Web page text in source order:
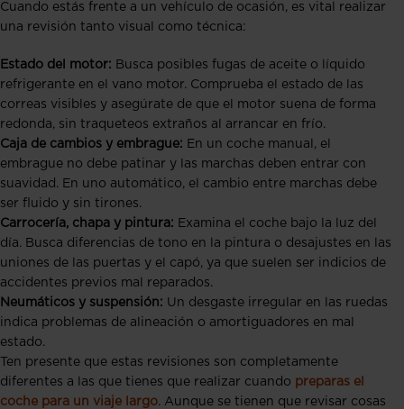
Cuando estás frente a un vehículo de ocasión, es vital realizar
una revisión tanto visual como técnica:
Estado del motor: Busca posibles fugas de aceite o líquido
refrigerante en el vano motor. Comprueba el estado de las
correas visibles y asegúrate de que el motor suena de forma
redonda, sin traqueteos extraños al arrancar en frío.
Caja de cambios y embrague: En un coche manual, el
embrague no debe patinar y las marchas deben entrar con
suavidad. En uno automático, el cambio entre marchas debe
ser fluido y sin tirones.
Carrocería, chapa y pintura: Examina el coche bajo la luz del
día. Busca diferencias de tono en la pintura o desajustes en las
uniones de las puertas y el capó, ya que suelen ser indicios de
accidentes previos mal reparados.
Neumáticos y suspensión: Un desgaste irregular en las ruedas
indica problemas de alineación o amortiguadores en mal
estado.
Ten presente que estas revisiones son completamente
diferentes a las que tienes que realizar cuando preparas el
coche para un viaje largo. Aunque se tienen que revisar cosas